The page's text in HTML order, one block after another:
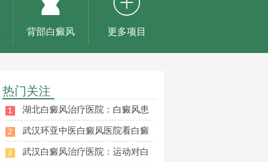
背部白癜风 更多项目
热门关注
湖北白癜风治疗医院：白癜风患
武汉环亚中医白癜风医院看白癜
武汉白癜风治疗医院：运动对白